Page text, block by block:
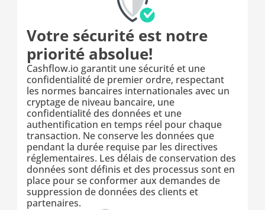
Votre sécurité est notre
priorité absolue!
Cashflow.io garantit une sécurité et une
confidentialité de premier ordre, respectant
les normes bancaires internationales avec un
cryptage de niveau bancaire, une
confidentialité des données et une
authentification en temps réel pour chaque
transaction. Ne conserve les données que
pendant la durée requise par les directives
réglementaires. Les délais de conservation des
données sont définis et des processus sont en
place pour se conformer aux demandes de
suppression de données des clients et
partenaires.